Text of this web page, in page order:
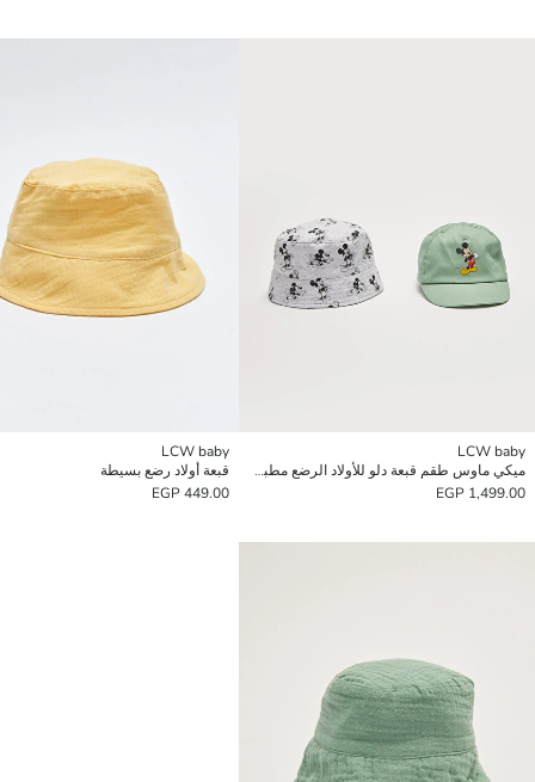
LCW baby
ميكي ماوس طقم قبعة دلو للأولاد الرضع مطبوعة قطعتين
1,499.00 EGP
LCW baby
قبعة أولاد رضع بسيطة
449.00 EGP